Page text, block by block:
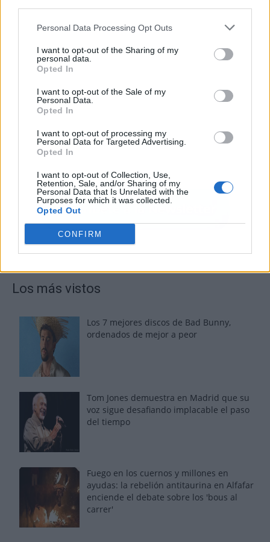
Personal Data Processing Opt Outs
I want to opt-out of the Sharing of my
personal data.
Opted In
I want to opt-out of the Sale of my
Personal Data.
Opted In
I want to opt-out of processing my
Personal Data for Targeted Advertising.
Opted In
I want to opt-out of Collection, Use,
Retention, Sale, and/or Sharing of my
Personal Data that Is Unrelated with the
Purposes for which it was collected.
Opted Out
CONFIRM
Los más vistos
Los 7 mejores discos de Bad Bunny,
ordenados de mejor a peor
Tom Jones demuestra en Madrid que su
voz sigue desafiando implacable el paso
del tiempo
Fuego en los cuernos y millones en
ayudas: la rebelión antitaurina en Alfafar
enciende el debate sobre los 'bous al
carrer'